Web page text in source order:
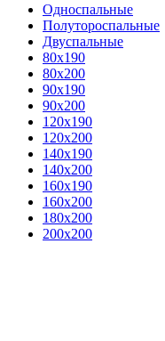
Односпальные
Полутороспальные
Двуспальные
80x190
80х200
90х190
90х200
120х190
120х200
140х190
140х200
160х190
160х200
180х200
200х200